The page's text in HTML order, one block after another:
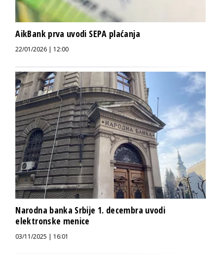
AikBank prva uvodi SEPA plaćanja
22/01/2026 | 12:00
Narodna banka Srbije 1. decembra uvodi
elektronske menice
03/11/2025 | 16:01